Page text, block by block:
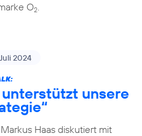
O2.
2024
unterstützt unsere
Haas diskutiert mit